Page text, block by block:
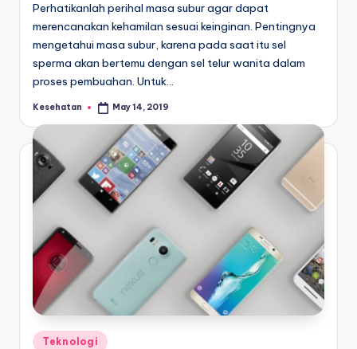
Perhatikanlah perihal masa subur agar dapat
merencanakan kehamilan sesuai keinginan. Pentingnya
mengetahui masa subur, karena pada saat itu sel
sperma akan bertemu dengan sel telur wanita dalam
proses pembuahan. Untuk…
Posted
Kesehatan May 14, 2019
Posted
Teknologi